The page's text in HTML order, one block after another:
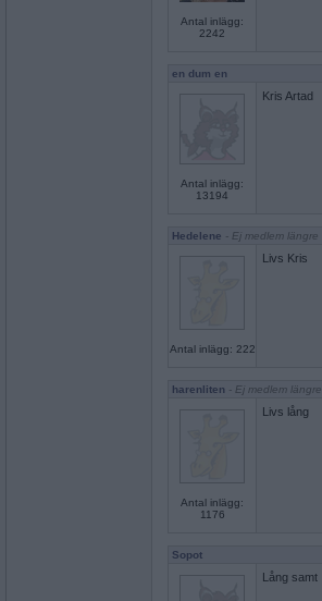
Antal inlägg:
2242
en dum en
Antal inlägg:
13194
Kris Artad
Hedelene - Ej medlem längre
Antal inlägg: 222
Livs Kris
harenliten - Ej medlem längre
Antal inlägg:
1176
Livs lång
Sopot
Lång samt